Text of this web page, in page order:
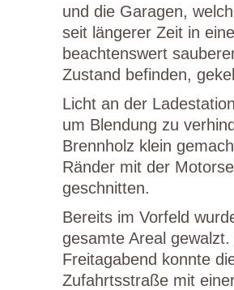
und die Garagen,
seit längerer Zeit in
beachtenswert
Zustand befinden,
Licht an der
um Blendung zu
Brennholz klein
Ränder mit der
geschnitten.
Bereits im Vorfeld
gesamte Areal gewalzt.
Freitagabend konnte
Zufahrtsstraße mit